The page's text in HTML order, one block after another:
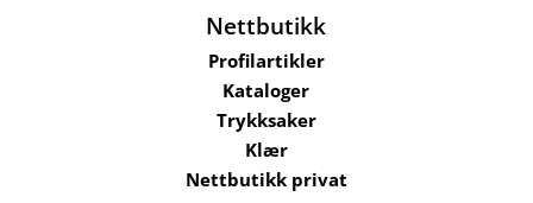
Nettbutikk
Profilartikler
Kataloger
Trykksaker
Klær
Nettbutikk privat